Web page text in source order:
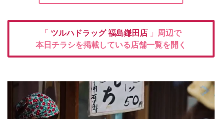
「 ツルハドラッグ福島鎌田店 」周辺で
本日チラシを掲載している店舗一覧を開く